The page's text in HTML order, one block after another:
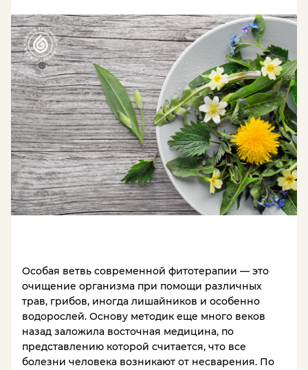
Особая ветвь современной фитотерапии — это
очищение организма при помощи различных
трав, грибов, иногда лишайников и особенно
водорослей. Основу методик еще много веков
назад заложила восточная медицина, по
представлению которой считается, что все
болезни человека возникают от несварения. По